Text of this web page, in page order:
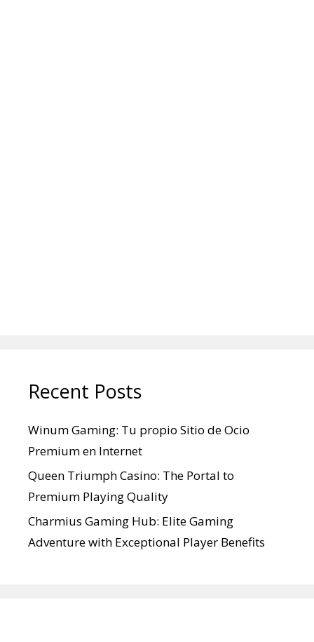
Recent Posts
Winum Gaming: Tu propio Sitio de Ocio
Premium en Internet
Queen Triumph Casino: The Portal to
Premium Playing Quality
Charmius Gaming Hub: Elite Gaming
Adventure with Exceptional Player Benefits